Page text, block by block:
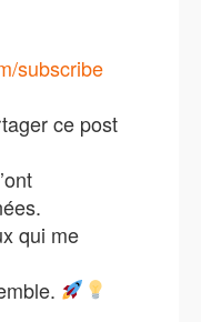
subscribe
ce post
qui me